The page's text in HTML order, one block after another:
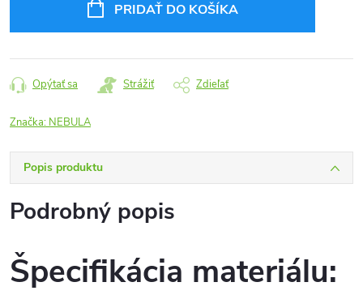
PRIDAŤ DO KOŠÍKA
Opýtať sa Strážiť Zdieľať
Značka: NEBULA
Popis produktu
Podrobný popis
Špecifikácia materiálu: